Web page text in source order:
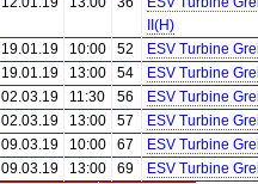
II(H)
19.01.19
10:00 52
ESV Turbine
19.01.19
13:00 54
ESV Turbine
02.03.19
11:30 56
ESV Turbine
02.03.19
13:00 57
ESV Turbine
09.03.19
10:00 67
ESV Turbine
09.03.19
13:00 69
ESV Turbine